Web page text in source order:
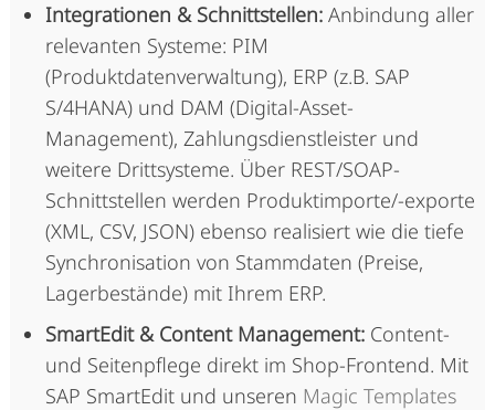
Integrationen & Schnittstellen:Anbindung aller
relevanten Systeme: PIM
(Produktdatenverwaltung), ERP (z.B. SAP
S/4HANA) und DAM (Digital-Asset-
Management), Zahlungsdienstleister und
weitere Drittsysteme. Über REST/SOAP-
Schnittstellen werden Produktimporte/-exporte
(XML, CSV, JSON) ebenso realisiert wie die tiefe
Synchronisation von Stammdaten (Preise,
Lagerbestände) mit Ihrem ERP.
SmartEdit & Content Management:Content-
und Seitenpflege direkt im Shop-Frontend. Mit
SAP SmartEdit und unseren Magic Templates